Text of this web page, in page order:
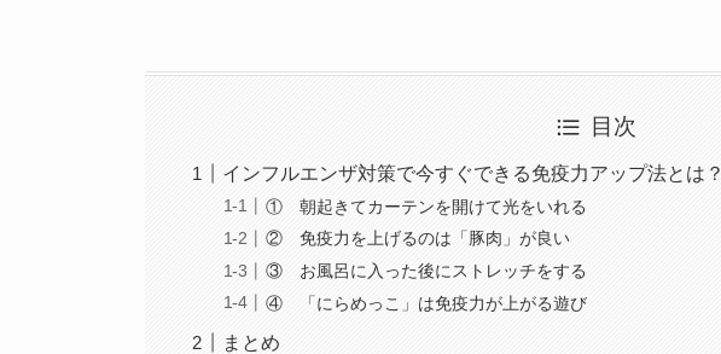
目次
インフルエンザ対策で今すぐできる免疫力アップ法とは？
① 朝起きてカーテンを開けて光をいれる
② 免疫力を上げるのは「豚肉」が良い
③ お風呂に入った後にストレッチをする
④ 「にらめっこ」は免疫力が上がる遊び
まとめ